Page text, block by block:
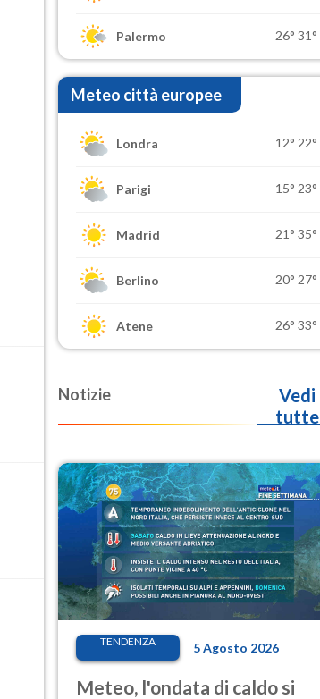
Palermo 26° 31°
Meteo città europee
Londra 12° 22°
Parigi 15° 23°
Madrid 21° 35°
Berlino 20° 27°
Atene 26° 33°
Notizie
Vedi
tutte
TENDENZA 5 Agosto 2026
Meteo, l'ondata di caldo si